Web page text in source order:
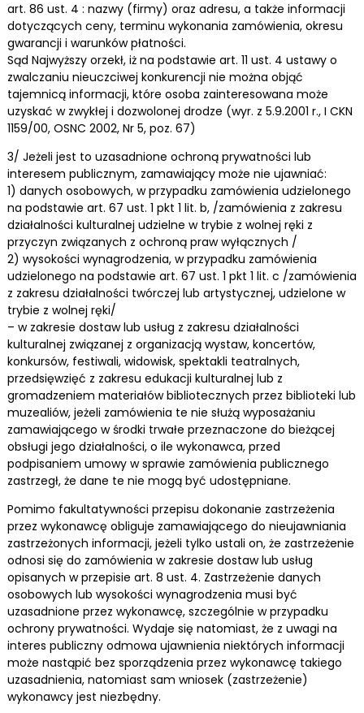
art. 86 ust. 4 : nazwy (firmy) oraz adresu, a także informacji
dotyczących ceny, terminu wykonania zamówienia, okresu
gwarancji i warunków płatności.
Sąd Najwyższy orzekł, iż na podstawie art. 11 ust. 4 ustawy o
zwalczaniu nieuczciwej konkurencji nie można objąć
tajemnicą informacji, które osoba zainteresowana może
uzyskać w zwykłej i dozwolonej drodze (wyr. z 5.9.2001 r., I CKN
1159/00, OSNC 2002, Nr 5, poz. 67)
3/ Jeżeli jest to uzasadnione ochroną prywatności lub
interesem publicznym, zamawiający może nie ujawniać:
1) danych osobowych, w przypadku zamówienia udzielonego
na podstawie art. 67 ust. 1 pkt 1 lit. b, /zamówienia z zakresu
działalności kulturalnej udzielne w trybie z wolnej ręki z
przyczyn związanych z ochroną praw wyłącznych /
2) wysokości wynagrodzenia, w przypadku zamówienia
udzielonego na podstawie art. 67 ust. 1 pkt 1 lit. c /zamówienia
z zakresu działalności twórczej lub artystycznej, udzielone w
trybie z wolnej ręki/
– w zakresie dostaw lub usług z zakresu działalności
kulturalnej związanej z organizacją wystaw, koncertów,
konkursów, festiwali, widowisk, spektakli teatralnych,
przedsięwzięć z zakresu edukacji kulturalnej lub z
gromadzeniem materiałów bibliotecznych przez biblioteki lub
muzealiów, jeżeli zamówienia te nie służą wyposażaniu
zamawiającego w środki trwałe przeznaczone do bieżącej
obsługi jego działalności, o ile wykonawca, przed
podpisaniem umowy w sprawie zamówienia publicznego
zastrzegł, że dane te nie mogą być udostępniane.
Pomimo fakultatywności przepisu dokonanie zastrzeżenia
przez wykonawcę obliguje zamawiającego do nieujawniania
zastrzeżonych informacji, jeżeli tylko ustali on, że zastrzeżenie
odnosi się do zamówienia w zakresie dostaw lub usług
opisanych w przepisie art. 8 ust. 4. Zastrzeżenie danych
osobowych lub wysokości wynagrodzenia musi być
uzasadnione przez wykonawcę, szczególnie w przypadku
ochrony prywatności. Wydaje się natomiast, że z uwagi na
interes publiczny odmowa ujawnienia niektórych informacji
może nastąpić bez sporządzenia przez wykonawcę takiego
uzasadnienia, natomiast sam wniosek (zastrzeżenie)
wykonawcy jest niezbędny.